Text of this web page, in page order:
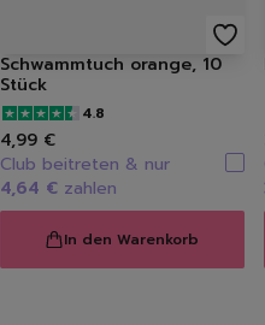
Schwammtuch orange, 10
Stück
4.8
4,99 €
Club beitreten & nur
4,64 €zahlen
In den Warenkorb